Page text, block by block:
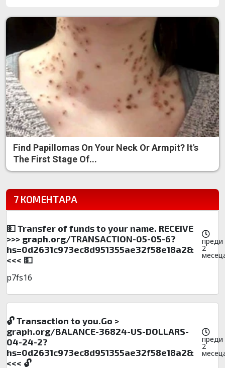
Find Papillomas On Your Neck Or Armpit? It's
The First Stage Of...
7 КОМЕНТАРА
💵 Transfer of funds to your name. RECEIVE
>>> graph.org/TRANSACTION-05-05-6?
hs=0d2631c973ec8d951355ae32f58e18a2&
<<< 💵
преди
2
p7fs16
🔓 Transaction to you.Go >
graph.org/BALANCE-36824-US-DOLLARS-
04-24-2?
hs=0d2631c973ec8d951355ae32f58e18a2&
<<< 🔓
преди
2